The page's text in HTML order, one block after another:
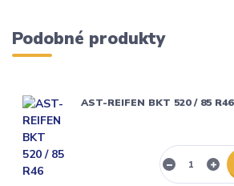
Podobné produkty
AST-REIFEN BKT 520 / 85 R46